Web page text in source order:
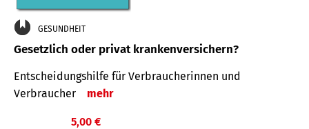
GESUNDHEIT
Gesetzlich oder privat krankenversichern?
Entscheidungshilfe für Verbraucherinnen und
Verbraucher
mehr
5,00 €